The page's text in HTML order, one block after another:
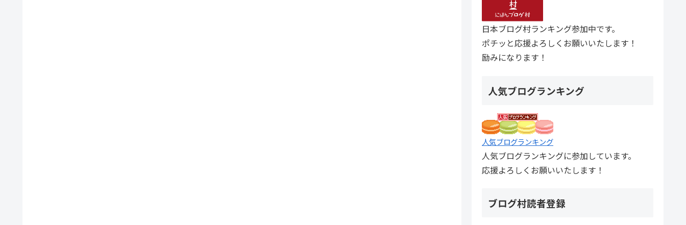
日本ブログ村ランキング参加中です。
ポチッと応援よろしくお願いいたします！
励みになります！
人気ブログランキング
人気ブログランキング
人気ブログランキングに参加しています。
応援よろしくお願いいたします！
ブログ村読者登録